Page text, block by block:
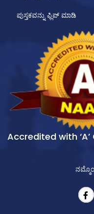
ಪುಸ್ತಕವನ್ನು ಫ್ಲಿಪ್ ಮಾಡಿ
Accredited with